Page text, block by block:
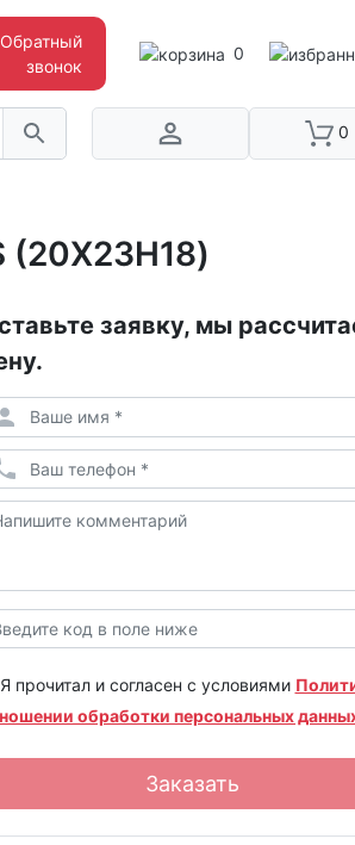
0
Обратный
звонок
0
(20Х23Н18)
заявку, мы
Я прочитал и согласен с условиями
обработки персональных
Заказать